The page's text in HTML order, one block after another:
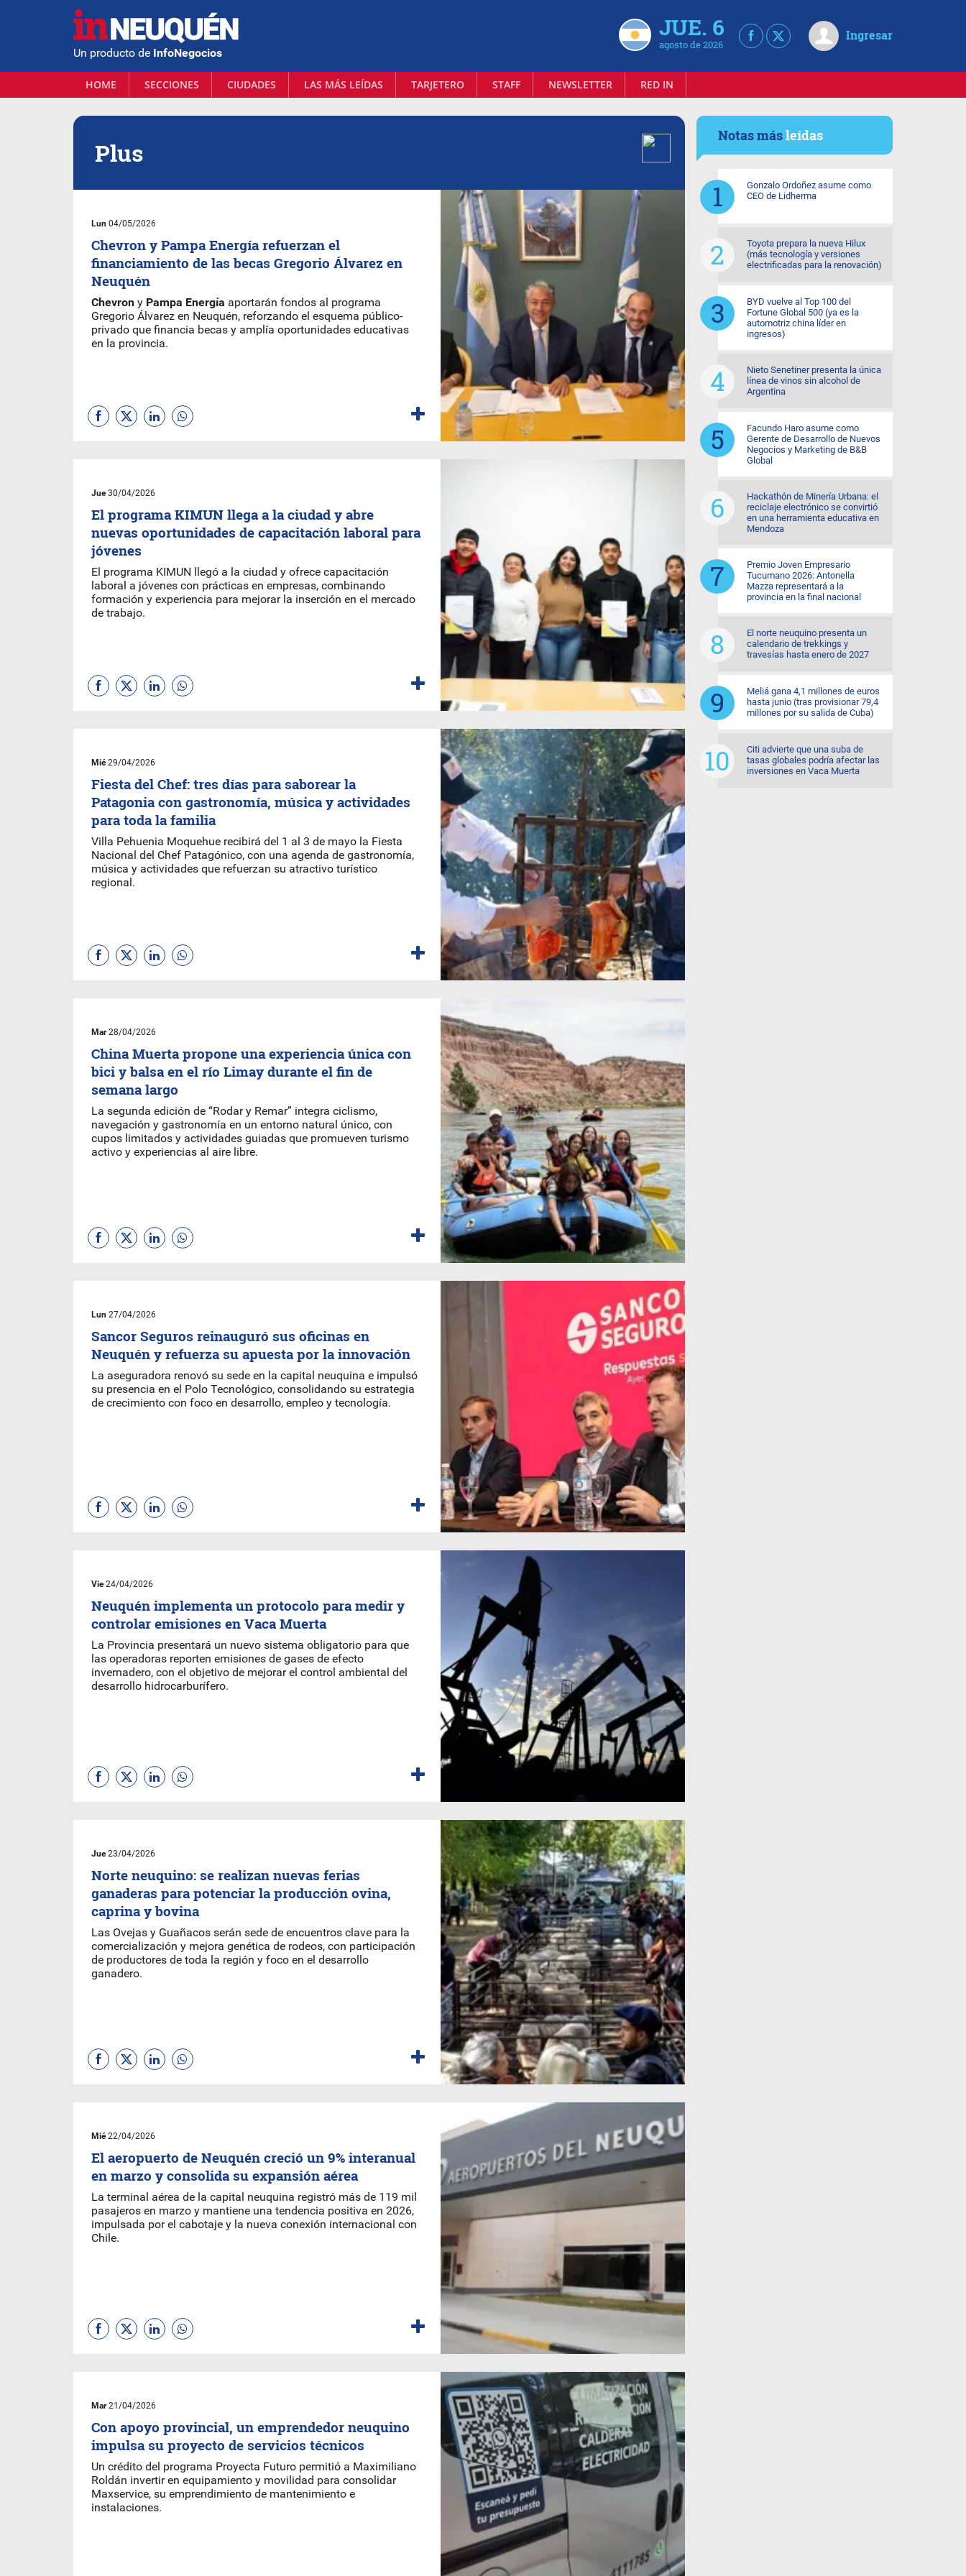
Un producto de InfoNegocios
JUE. 6
agosto de 2026
Ingresar
HOME SECCIONES CIUDADES LAS MÁS LEÍDAS TARJETERO STAFF NEWSLETTER RED IN
Plus
Lun 04/05/2026
Chevron y Pampa Energía refuerzan el
financiamiento de las becas Gregorio Álvarez en
Neuquén
Chevron y Pampa Energía aportarán fondos al programa
Gregorio Álvarez en Neuquén, reforzando el esquema público-
privado que financia becas y amplía oportunidades educativas
en la provincia.
Jue30/04/2026
El programa KIMUN llega a la ciudad y abre
nuevas oportunidades de capacitación laboral para
jóvenes
El programa KIMUN llegó a la ciudad y ofrece capacitación
laboral a jóvenes con prácticas en empresas, combinando
formación y experiencia para mejorar la inserción en el mercado
de trabajo.
Mié29/04/2026
Fiesta del Chef: tres días para saborear la
Patagonia con gastronomía, música y actividades
para toda la familia
Villa Pehuenia Moquehue recibirá del 1 al 3 de mayo la Fiesta
Nacional del Chef Patagónico, con una agenda de gastronomía,
música y actividades que refuerzan su atractivo turístico
regional.
Mar28/04/2026
China Muerta propone una experiencia única con
bici y balsa en el río Limay durante el fin de
semana largo
La segunda edición de “Rodar y Remar” integra ciclismo,
navegación y gastronomía en un entorno natural único, con
cupos limitados y actividades guiadas que promueven turismo
activo y experiencias al aire libre.
Lun 27/04/2026
Sancor Seguros reinauguró sus oficinas en
Neuquén y refuerza su apuesta por la innovación
La aseguradora renovó su sede en la capital neuquina e impulsó
su presencia en el Polo Tecnológico, consolidando su estrategia
de crecimiento con foco en desarrollo, empleo y tecnología.
Vie24/04/2026
Neuquén implementa un protocolo para medir y
controlar emisiones en Vaca Muerta
La Provincia presentará un nuevo sistema obligatorio para que
las operadoras reporten emisiones de gases de efecto
invernadero, con el objetivo de mejorar el control ambiental del
desarrollo hidrocarburífero.
Jue23/04/2026
Norte neuquino: se realizan nuevas ferias
ganaderas para potenciar la producción ovina,
caprina y bovina
Las Ovejas y Guañacos serán sede de encuentros clave para la
comercialización y mejora genética de rodeos, con participación
de productores de toda la región y foco en el desarrollo
ganadero.
Mié22/04/2026
El aeropuerto de Neuquén creció un 9% interanual
en marzo y consolida su expansión aérea
La terminal aérea de la capital neuquina registró más de 119 mil
pasajeros en marzo y mantiene una tendencia positiva en 2026,
impulsada por el cabotaje y la nueva conexión internacional con
Chile.
Mar21/04/2026
Con apoyo provincial, un emprendedor neuquino
impulsa su proyecto de servicios técnicos
Un crédito del programa Proyecta Futuro permitió a Maximiliano
Roldán invertir en equipamiento y movilidad para consolidar
Maxservice, su emprendimiento de mantenimiento e
instalaciones.
Notas másleídas
Gonzalo Ordoñez asume como
CEO de Lidherma
Toyota prepara la nueva Hilux
(más tecnología y versiones
electrificadas para la renovación)
BYD vuelve al Top 100 del
Fortune Global 500 (ya es la
automotriz china líder en
ingresos)
Nieto Senetiner presenta la única
línea de vinos sin alcohol de
Argentina
Facundo Haro asume como
Gerente de Desarrollo de Nuevos
Negocios y Marketing de B&B
Global
Hackathón de Minería Urbana: el
reciclaje electrónico se convirtió
en una herramienta educativa en
Mendoza
Premio Joven Empresario
Tucumano 2026: Antonella
Mazza representará a la
provincia en la final nacional
El norte neuquino presenta un
calendario de trekkings y
travesías hasta enero de 2027
Meliá gana 4,1 millones de euros
hasta junio (tras provisionar 79,4
millones por su salida de Cuba)
Citi advierte que una suba de
tasas globales podría afectar las
inversiones en Vaca Muerta